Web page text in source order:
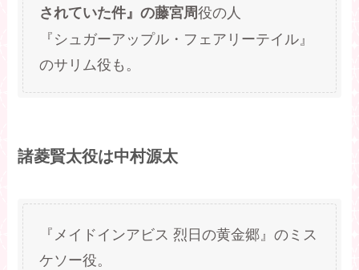
されていた件』の藤宮周役の人
『シュガーアップル・フェアリーテイル』
のサリム役も。
諸菱賢太役は中村源太
『メイドインアビス 烈日の黄金郷』のミス
ケソー役。